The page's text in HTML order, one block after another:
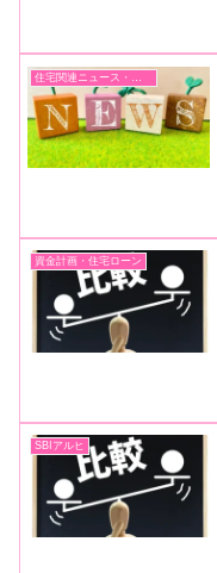
資金計画・住宅ローン
SBIアルヒ